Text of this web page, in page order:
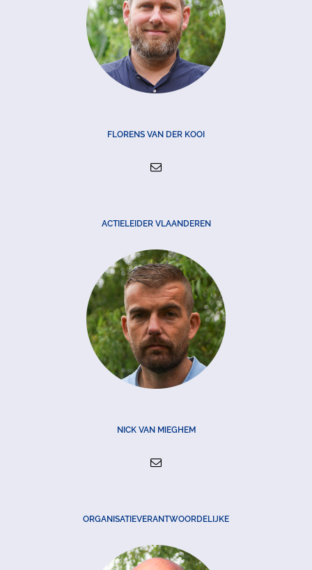
FLORENS VAN DER KOOI
ACTIELEIDER VLAANDEREN
NICK VAN MIEGHEM
ORGANISATIEVERANTWOORDELIJKE